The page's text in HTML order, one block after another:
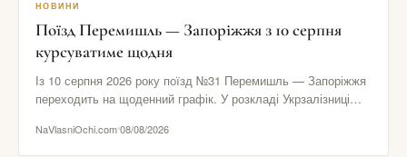
НОВИНИ
Поїзд Перемишль — Запоріжжя з 10 серпня
курсуватиме щодня
Із 10 серпня 2026 року поїзд №31 Перемишль — Запоріжжя
переходить на щоденний графік. У розкладі Укрзалізниці
NaVlasniOchi.com08/08/2026